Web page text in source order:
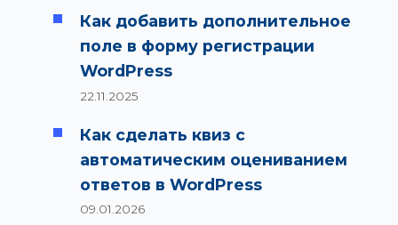
Как добавить дополнительное
поле в форму регистрации
WordPress
22.11.2025
Как сделать квиз с
автоматическим оцениванием
ответов в WordPress
09.01.2026